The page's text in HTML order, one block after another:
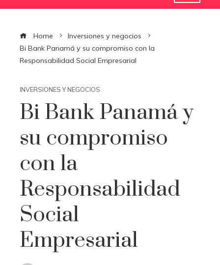
Home
Inversiones y negocios
Bi Bank Panamá y su compromiso con la
Responsabilidad Social Empresarial
INVERSIONES Y NEGOCIOS
Bi Bank Panamá y
su compromiso
con la
Responsabilidad
Social
Empresarial